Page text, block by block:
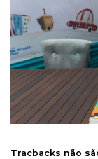
Tracbacks não